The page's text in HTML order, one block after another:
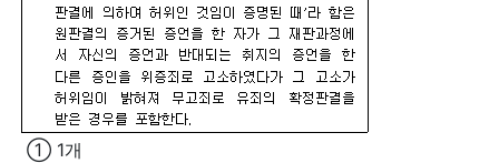
① 1개